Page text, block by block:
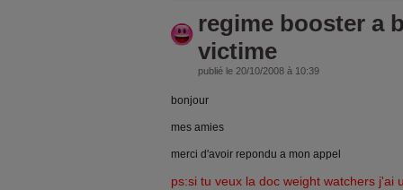
regime booster a
victime
publié le 20/10/2008 à 10:39
bonjour
mes amies
merci d'avoir repondu a mon appel
ps:si tu veux la doc weight watchers j'ai